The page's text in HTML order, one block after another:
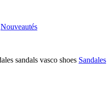
Nouveautés
Sandales